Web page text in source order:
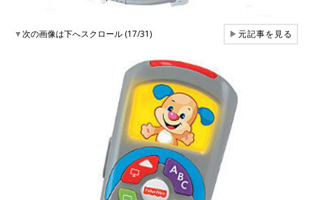
▼次の画像は下へスクロール (17/31) ▶元記事を見る